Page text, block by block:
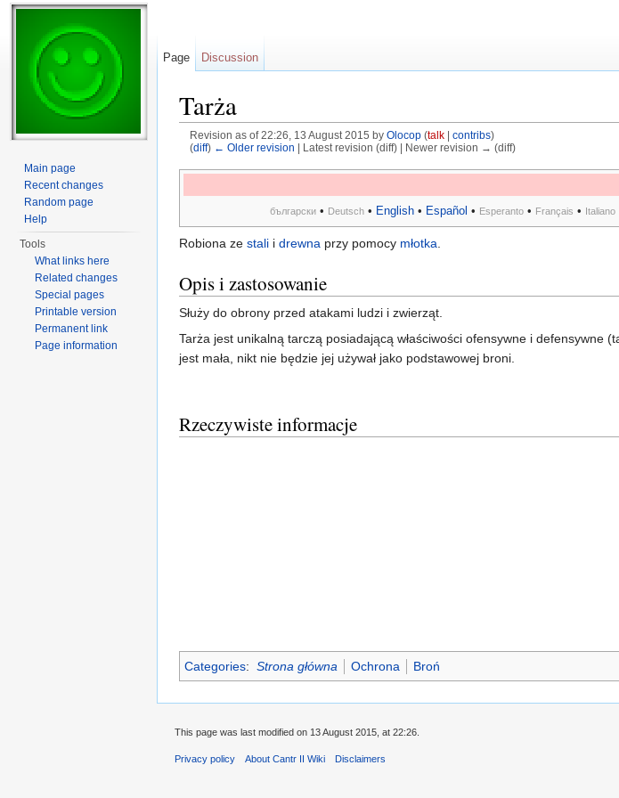
Tarża
Revision as of 22:26, 13 August 2015 by Olocop (talk| contribs)
(diff) ← Older revision | Latest revision (diff) | Newer revision → (diff)
български • Deutsch • English • Español • Esperanto • Français • Italiano
Robiona ze stali i drewna przy pomocy młotka
Opis i zastosowanie
Służy do obrony przed atakami ludzi i zwierząt.
Tarża jest unikalną tarczą posiadającą właściwości ofensywne i defensywne
jest mała, nikt nie będzie jej używał jako podstawowej broni.
Rzeczywiste informacje
Categories: Strona główna Ochrona Broń
Page Discussion
Main page
Recent changes
Random page
Help
Tools
What links here
Related changes
Special pages
Printable version
Permanent link
Page information
This page was last modified on 13 August 2015, at 22:26.
Privacy policy About Cantr II Wiki Disclaimers